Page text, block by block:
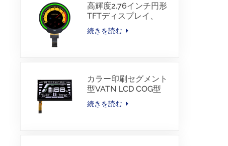
高輝度2.76インチ円形
TFTディスプレイ、
480×480解像度、
1000nits、MIPIインタ
続きを読む
カラー印刷セグメント
型VATN LCD COG型
LCD、IICインターフェ
ース付き、電動自転車
続きを読む